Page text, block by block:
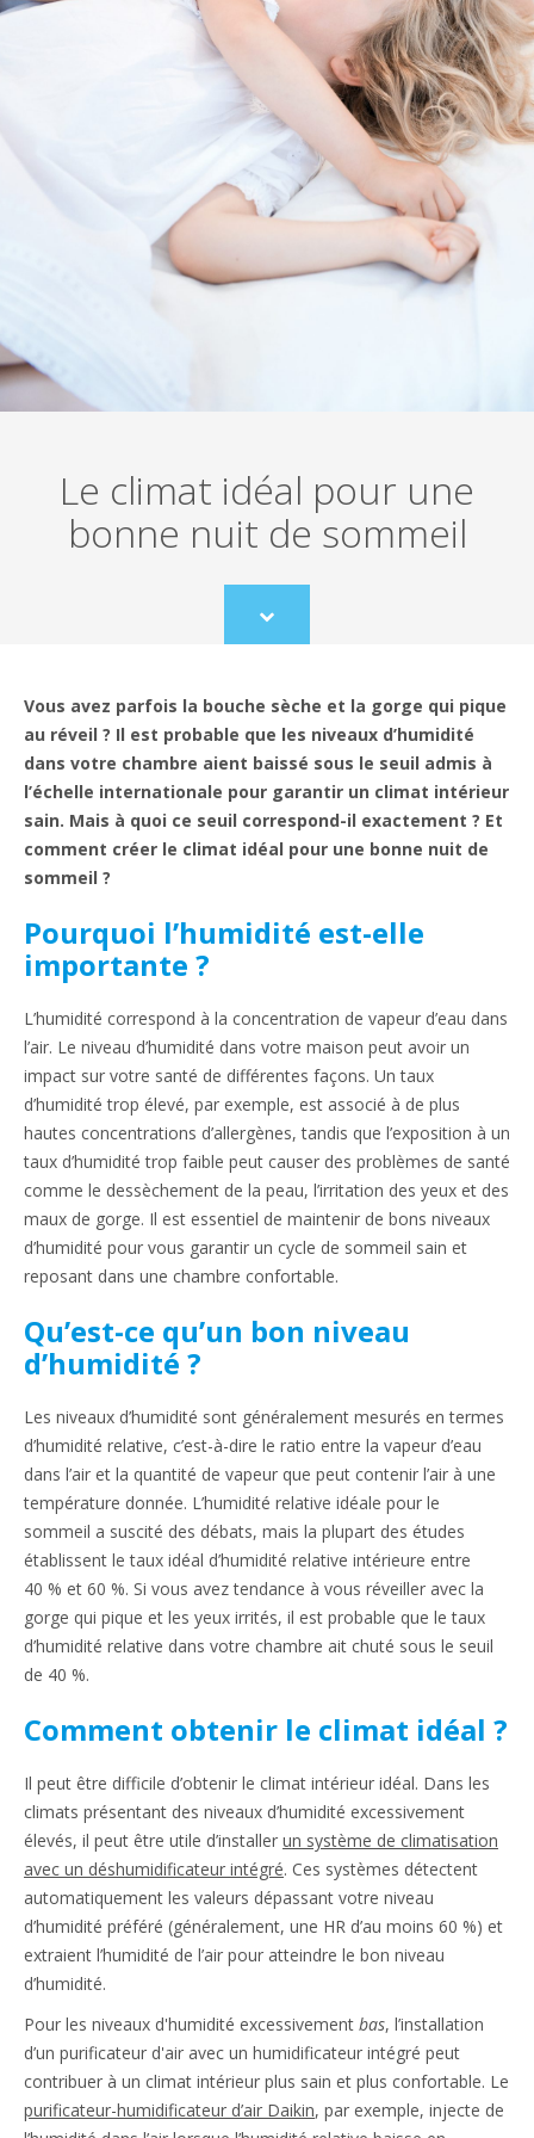
Le climat idéal pour une
bonne nuit de sommeil
Scroll
to
Vous avez parfois la bouche sèche et la gorge qui pique
au réveil ? Il est probable que les niveaux d’humidité
dans votre chambre aient baissé sous le seuil admis à
l’échelle internationale pour garantir un climat intérieur
sain. Mais à quoi ce seuil correspond-il exactement ? Et
comment créer le climat idéal pour une bonne nuit de
sommeil ?
Pourquoi l’humidité est-elle
importante ?
L’humidité correspond à la concentration de vapeur d’eau dans
l’air. Le niveau d’humidité dans votre maison peut avoir un
impact sur votre santé de différentes façons. Un taux
d’humidité trop élevé, par exemple, est associé à de plus
hautes concentrations d’allergènes, tandis que l’exposition à un
taux d’humidité trop faible peut causer des problèmes de santé
comme le dessèchement de la peau, l’irritation des yeux et des
maux de gorge. Il est essentiel de maintenir de bons niveaux
d’humidité pour vous garantir un cycle de sommeil sain et
reposant dans une chambre confortable.
Qu’est-ce qu’un bon niveau
d’humidité ?
Les niveaux d’humidité sont généralement mesurés en termes
d’humidité relative, c’est-à-dire le ratio entre la vapeur d’eau
dans l’air et la quantité de vapeur que peut contenir l’air à une
température donnée. L’humidité relative idéale pour le
sommeil a suscité des débats, mais la plupart des études
établissent le taux idéal d’humidité relative intérieure entre
40 % et 60 %. Si vous avez tendance à vous réveiller avec la
gorge qui pique et les yeux irrités, il est probable que le taux
d’humidité relative dans votre chambre ait chuté sous le seuil
de 40 %.
Comment obtenir le climat idéal ?
Il peut être difficile d’obtenir le climat intérieur idéal. Dans les
climats présentant des niveaux d’humidité excessivement
élevés, il peut être utile d’installer un système de climatisation
avec un déshumidificateur intégré. Ces systèmes détectent
automatiquement les valeurs dépassant votre niveau
d’humidité préféré (généralement, une HR d’au moins 60 %) et
extraient l’humidité de l’air pour atteindre le bon niveau
d’humidité.
Pour les niveaux d'humidité excessivement bas, l’installation
d’un purificateur d'air avec un humidificateur intégré peut
contribuer à un climat intérieur plus sain et plus confortable. Le
purificateur-humidificateur d’air Daikin, par exemple, injecte de